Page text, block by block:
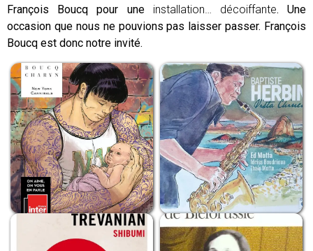
François Boucq pour une installation… décoiffante. Une
occasion que nous ne pouvions pas laisser passer. François
Boucq est donc notre invité.